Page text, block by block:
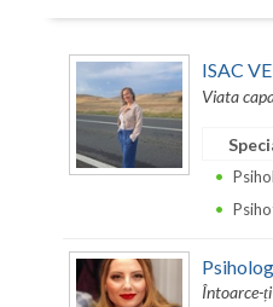
ISAC
Viata
Întoarce-